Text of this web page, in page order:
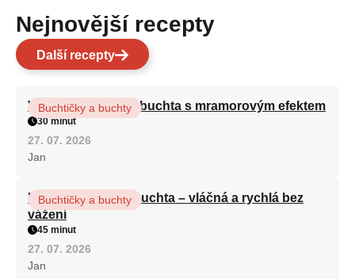
Nejnovější recepty
Další recepty
Vláčná olejová litá buchta s mramorovým efektem
Buchtičky a buchty
30 minut
27. 07. 2026
Jan
Hrnková maková buchta – vláčná a rychlá bez
vážení
Buchtičky a buchty
45 minut
27. 07. 2026
Jan